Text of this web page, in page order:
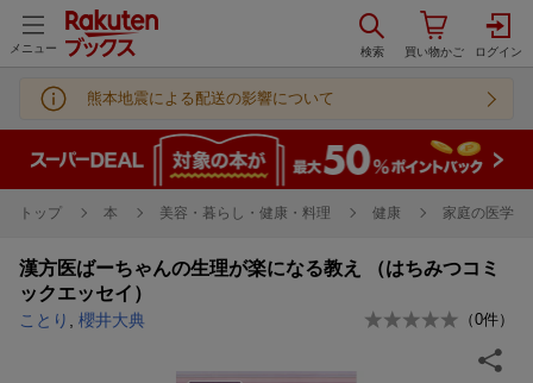
メニュー
熊本地震による配送の影響について
トップ 本 美容・暮らし・健康・料理 健康 家庭の医学
漢方医ばーちゃんの生理が楽になる教え （はちみつコミ
ックエッセイ）
ことり 櫻井大典 （0件）